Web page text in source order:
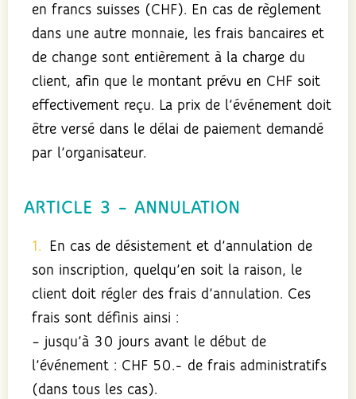
en francs suisses (CHF). En cas de règlement
dans une autre monnaie, les frais bancaires et
de change sont entièrement à la charge du
client, afin que le montant prévu en CHF soit
effectivement reçu. La prix de l’événement doit
être versé dans le délai de paiement demandé
par l’organisateur.
ARTICLE 3 – ANNULATION
En cas de désistement et d’annulation de
son inscription, quelqu’en soit la raison, le
client doit régler des frais d’annulation. Ces
frais sont définis ainsi :
– jusqu’à 30 jours avant le début de
l’événement : CHF 50.- de frais administratifs
(dans tous les cas).